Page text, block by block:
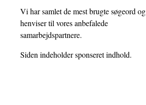
Vi har samlet de mest brugte søgeord og
henviser til vores anbefalede
samarbejdspartnere.
Siden indeholder sponseret indhold.